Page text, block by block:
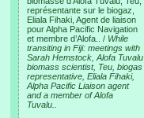
représentante sur le biogaz,
Eliala Fihaki, Agent de liaison
pour Alpha Pacific Navigation
et membre d’Alofa.. / While
transiting in Fiji: meetings with
Sarah Hemstock, Alofa Tuvalu
biomass scientist, Teu, biogas
representative, Eliala Fihaki,
Alpha Pacific Liaison agent
and a member of Alofa
Tuvalu..